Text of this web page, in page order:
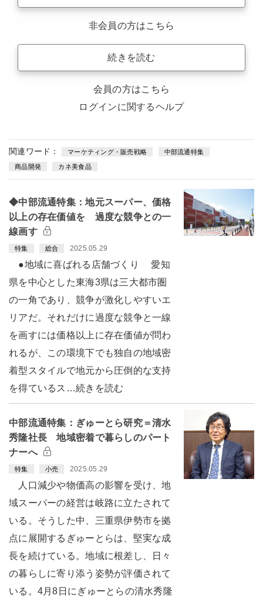
非会員の方はこちら
続きを読む
会員の方はこちら
ログインに関するヘルプ
関連ワード： マーケティング・販売戦略 中部流通特集
商品開発 カネ美食品
◆中部流通特集：地元スーパー、価格
以上の存在価値を 過度な競争との一
線画す
特集 総合 2025.05.29
●地域に喜ばれる店舗づくり 愛知
県を中心とした東海3県は三大都市圏
の一角であり、競争が激化しやすいエ
リアだ。それだけに過度な競争と一線
を画すには価格以上に存在価値が問わ
れるが、この環境下でも独自の地域密
着型スタイルで地元から圧倒的な支持
を得ているス…続きを読む
中部流通特集：ぎゅーとら研究＝清水
秀隆社長 地域密着で暮らしのパート
ナーへ
特集 小売 2025.05.29
人口減少や物価高の影響を受け、地
域スーパーの経営は岐路に立たされて
いる。そうした中、三重県伊勢市を拠
点に展開するぎゅーとらは、堅実な成
長を続けている。地域に根差し、日々
の暮らしに寄り添う姿勢が評価されて
いる。4月8日にぎゅーとらの清水秀隆